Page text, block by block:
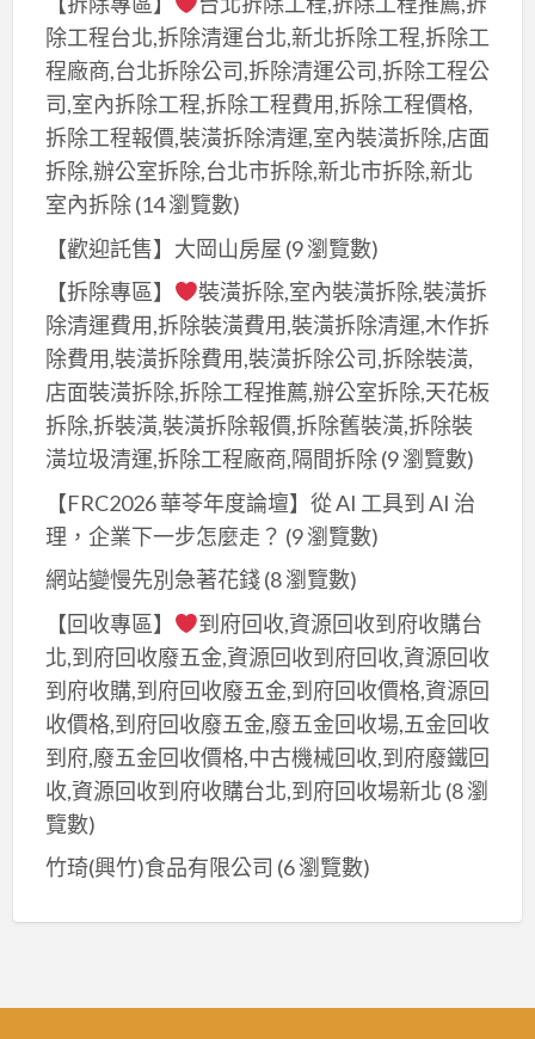
除工程台北,拆除清運台北,新北拆除工程,拆除工
程廠商,台北拆除公司,拆除清運公司,拆除工程公
司,室內拆除工程,拆除工程費用,拆除工程價格,
拆除工程報價,裝潢拆除清運,室內裝潢拆除,店面
拆除,辦公室拆除,台北市拆除,新北市拆除,新北
室內拆除(14 瀏覽數)
【歡迎託售】大岡山房屋 (9 瀏覽數)
【拆除專區】
裝潢拆除,室內裝潢拆除,裝潢拆
除清運費用,拆除裝潢費用,裝潢拆除清運,木作拆
除費用,裝潢拆除費用,裝潢拆除公司,拆除裝潢,
店面裝潢拆除,拆除工程推薦,辦公室拆除,天花板
拆除,拆裝潢,裝潢拆除報價,拆除舊裝潢,拆除裝
潢垃圾清運,拆除工程廠商,隔間拆除(9 瀏覽數)
【FRC2026 華苓年度論壇】從 AI 工具到 AI 治
理，企業下一步怎麼走？ (9 瀏覽數)
網站變慢先別急著花錢(8 瀏覽數)
【回收專區】
到府回收,資源回收到府收購台
北,到府回收廢五金,資源回收到府回收,資源回收
到府收購,到府回收廢五金,到府回收價格,資源回
收價格,到府回收廢五金,廢五金回收場,五金回收
到府,廢五金回收價格,中古機械回收,到府廢鐵回
收,資源回收到府收購台北,到府回收場新北 (8 瀏
覽數)
竹琦(興竹)食品有限公司 (6 瀏覽數)